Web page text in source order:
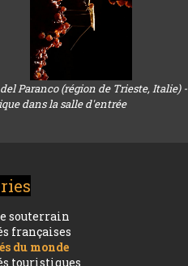
Paranco (région de Trieste, Italie) -
dans la salle d'entrée
souterrain
françaises
du monde
touristiques